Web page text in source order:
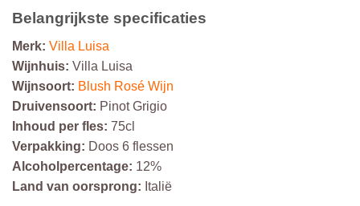
Belangrijkste specificaties
Merk: Villa Luisa
Wijnhuis: Villa Luisa
Wijnsoort: Blush Rosé Wijn
Druivensoort: Pinot Grigio
Inhoud per fles: 75cl
Verpakking: Doos 6 flessen
Alcoholpercentage: 12%
Land van oorsprong: Italië